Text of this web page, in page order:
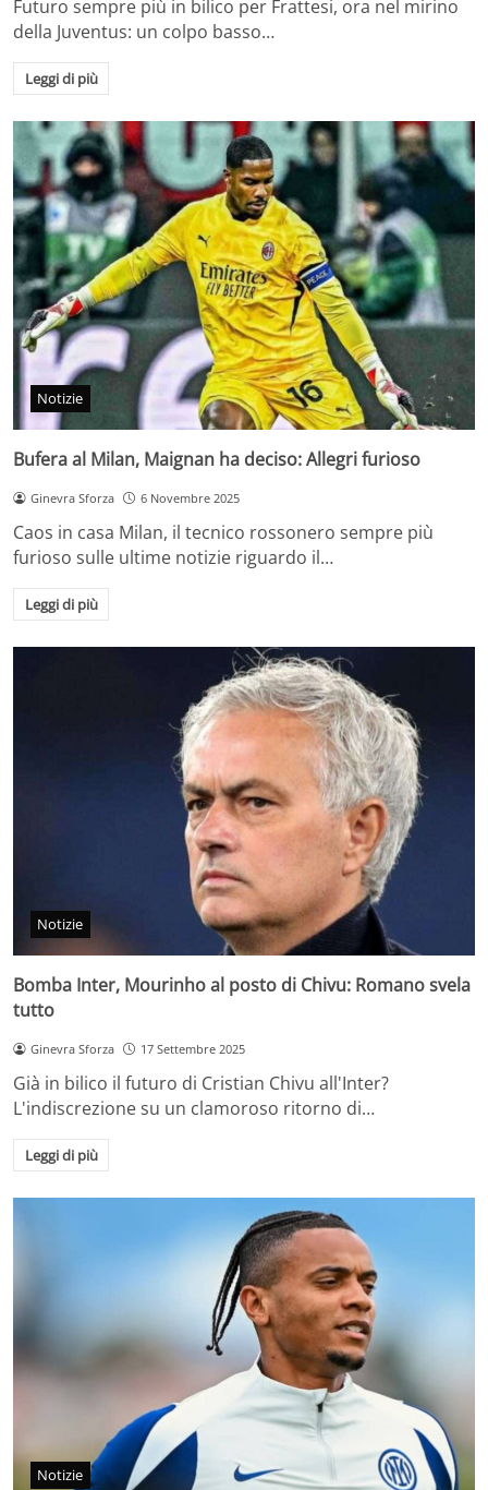
Futuro sempre più in bilico per Frattesi, ora nel mirino
della Juventus: un colpo basso…
Leggi di più
Notizie
Bufera al Milan, Maignan ha deciso: Allegri furioso
Ginevra Sforza 6 Novembre 2025
Caos in casa Milan, il tecnico rossonero sempre più
furioso sulle ultime notizie riguardo il…
Leggi di più
Notizie
Bomba Inter, Mourinho al posto di Chivu: Romano svela
tutto
Ginevra Sforza 17 Settembre 2025
Già in bilico il futuro di Cristian Chivu all'Inter?
L'indiscrezione su un clamoroso ritorno di…
Leggi di più
Notizie